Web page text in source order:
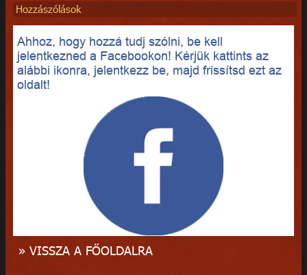
Hozzászólások
Ahhoz, hogy hozzá tudj szólni, be kell
jelentkezned a Facebookon! Kérjük kattints az
alábbi ikonra, jelentkezz be, majd frissítsd ezt az
oldalt!
» VISSZA A FŐOLDALRA